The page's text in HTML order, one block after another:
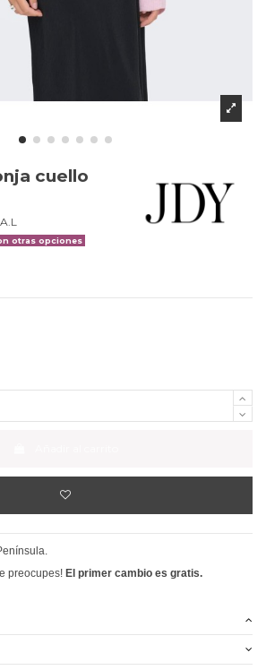
cuello
otras opciones
preocupes! El primer cambio es gratis.